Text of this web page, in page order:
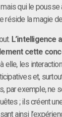
mais qui le
réside la magie
L’intelligence
cette
à elle, les
et,
par exemple, ne
; ils créent
ainsi